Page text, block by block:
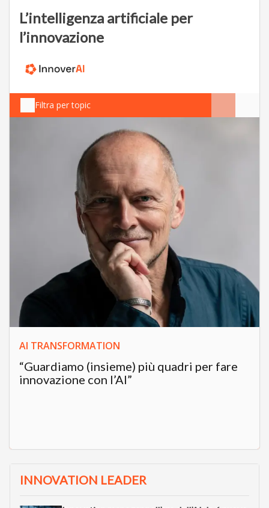
L’intelligenza artificiale per
l’innovazione
Filtra per topic
AI TRANSFORMATION
“Guardiamo (insieme) più quadri per fare
innovazione con l’AI”
INNOVATION LEADER